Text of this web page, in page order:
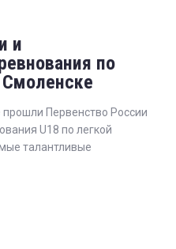
и
по
Смоленске
Первенство России
U18 по легкой
талантливые